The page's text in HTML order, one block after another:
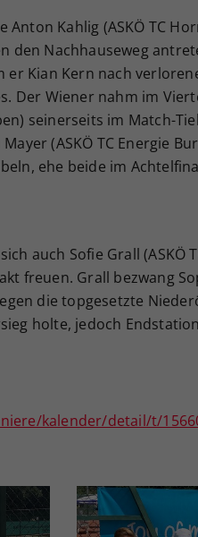
Kahlig (ASKÖ TC
den Nachhauseweg
er Kian Kern nach
Der Wiener nahm im
seinerseits im Match-
(ASKÖ TC Energie
ehe beide im
auch Sofie Grall (ASKÖ
freuen. Grall bezwang
die topgesetzte
holte, jedoch
kalender/detail/t/